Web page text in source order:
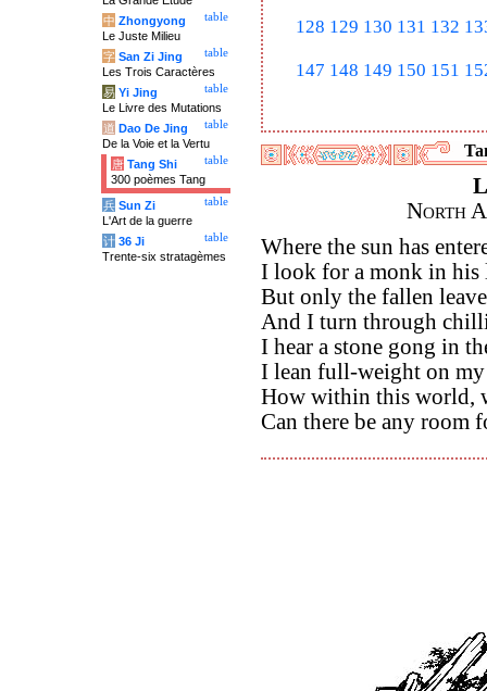
128 129 130 131 132
147 148 149 150 151
North
Where the sun has
I look for a monk in his
But only the fallen
And I turn through
I hear a stone gong in
I lean full-weight on my
How within this world,
Can there be any room
table
中 Zhongyong
Le Juste Milieu
table
字 San Zi Jing
Les Trois Caractères
table
易 Yi Jing
Le Livre des Mutations
table
道 Dao De Jing
De la Voie et la Vertu
table
唐 Tang Shi
300 poèmes Tang
table
兵 Sun Zi
L'Art de la guerre
table
计 36 Ji
Trente-six stratagèmes